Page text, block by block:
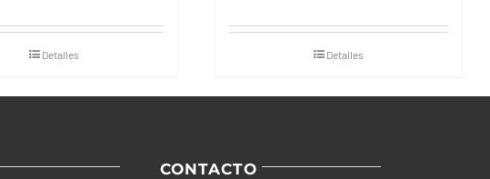
Detalles Detalles
CONTACTO